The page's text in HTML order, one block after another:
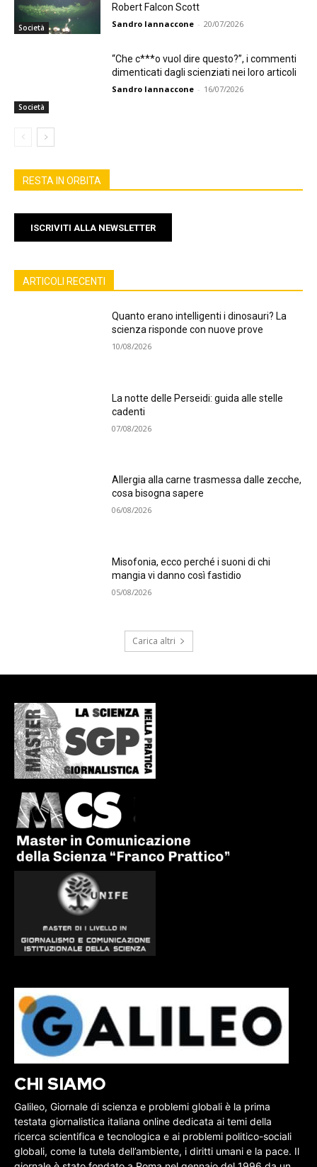
Società
Robert Falcon Scott
Sandro Iannaccone - 20/07/2026
Società
“Che c***o vuol dire questo?”, i commenti
dimenticati dagli scienziati nei loro articoli
Sandro Iannaccone - 16/07/2026
RESTA IN ORBITA
ISCRIVITI ALLA NEWSLETTER
ARTICOLI RECENTI
Quanto erano intelligenti i dinosauri? La
scienza risponde con nuove prove
10/08/2026
La notte delle Perseidi: guida alle stelle
cadenti
07/08/2026
Allergia alla carne trasmessa dalle zecche,
cosa bisogna sapere
06/08/2026
Misofonia, ecco perché i suoni di chi
mangia vi danno così fastidio
05/08/2026
Carica altri
CHI SIAMO
Galileo, Giornale di scienza e problemi globali è la prima
testata giornalistica italiana online dedicata ai temi della
ricerca scientifica e tecnologica e ai problemi politico-sociali
globali, come la tutela dell’ambiente, i diritti umani e la pace. Il